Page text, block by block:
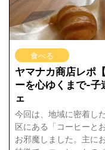
食べる
ヤマナカ商店レポ
ーを心ゆくまで-子
ェ
今回は、地域に密着し
区にある「コーヒーと
お邪魔しました。主に